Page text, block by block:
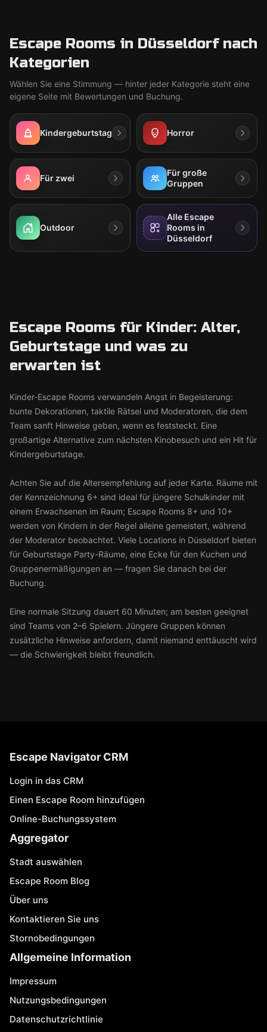
Escape Rooms in Düsseldorf nach
Kategorien
Wählen Sie eine Stimmung — hinter jeder Kategorie steht eine
eigene Seite mit Bewertungen und Buchung.
Kindergeburtstag Horror
Für zwei
Für große
Gruppen
Outdoor
Alle Escape
Rooms in
Düsseldorf
Escape Rooms für Kinder: Alter,
Geburtstage und was zu
erwarten ist
Kinder-Escape Rooms verwandeln Angst in Begeisterung:
bunte Dekorationen, taktile Rätsel und Moderatoren, die dem
Team sanft Hinweise geben, wenn es feststeckt. Eine
großartige Alternative zum nächsten Kinobesuch und ein Hit für
Kindergeburtstage.
Achten Sie auf die Altersempfehlung auf jeder Karte. Räume mit
der Kennzeichnung 6+ sind ideal für jüngere Schulkinder mit
einem Erwachsenen im Raum; Escape Rooms 8+ und 10+
werden von Kindern in der Regel alleine gemeistert, während
der Moderator beobachtet. Viele Locations in Düsseldorf bieten
für Geburtstage Party-Räume, eine Ecke für den Kuchen und
Gruppenermäßigungen an — fragen Sie danach bei der
Buchung.
Eine normale Sitzung dauert 60 Minuten; am besten geeignet
sind Teams von 2–6 Spielern. Jüngere Gruppen können
zusätzliche Hinweise anfordern, damit niemand enttäuscht wird
— die Schwierigkeit bleibt freundlich.
Escape Navigator CRM
Login in das CRM
Einen Escape Room hinzufügen
Online-Buchungssystem
Aggregator
Stadt auswählen
Escape Room Blog
Über uns
Kontaktieren Sie uns
Stornobedingungen
Allgemeine Information
Impressum
Nutzungsbedingungen
Datenschutzrichtlinie